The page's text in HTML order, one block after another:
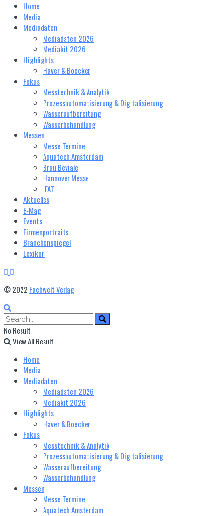
Home
Media
Mediadaten
Mediadaten 2026
Mediakit 2026
Highlights
Haver & Boecker
Fokus
Messtechnik & Analytik
Prozessautomatisierung & Digitalisierung
Wasseraufbereitung
Wasserbehandlung
Messen
Messe Termine
Aquatech Amsterdam
Brau Beviale
Hannover Messe
IFAT
Aktuelles
E‑Mag
Events
Firmenportraits
Branchenspiegel
Lexikon
© 2022 Fachwelt Verlag
No Result
View All Result
Home
Media
Mediadaten
Mediadaten 2026
Mediakit 2026
Highlights
Haver & Boecker
Fokus
Messtechnik & Analytik
Prozessautomatisierung & Digitalisierung
Wasseraufbereitung
Wasserbehandlung
Messen
Messe Termine
Aquatech Amsterdam